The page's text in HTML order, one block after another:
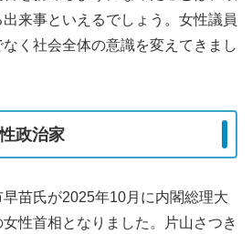
来事といえるでしょう。女性議員
く社会全体の意識を変えてきまし
政治家
苗氏が2025年10月に内閣総理大
性首相となりました。片山さつき